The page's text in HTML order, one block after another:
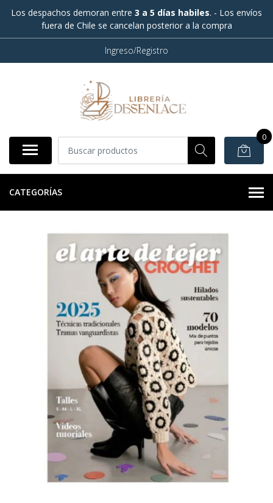
Los despachos demoran entre 3 a 5 días habiles. - Los envíos
fuera de Chile se cancelan posterior a la compra
Ingreso/Registro
0
CATEGORÍAS